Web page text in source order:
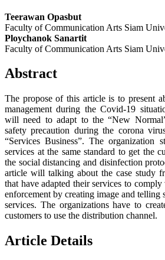
Teerawan Opasbut
Faculty of Communication Arts Siam
Ploychanok Sanartit
Faculty of Communication Arts Siam
Abstract
The propose of this article is to present
management during the Covid-19
will need to adapt to the “New
safety precaution during the corona
“Services Business”. The organization
services at the same standard to get the
the social distancing and disinfection
article will talking about the case study
that have adapted their services to
enforcement by creating image and telling
services. The organizations have to
customers to use the distribution channel.
Article Details